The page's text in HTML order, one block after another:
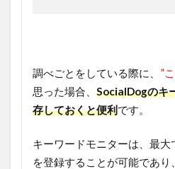
調べごとをしている際に、 ”
思った場合、 SocialDogのキ
存しておくと便利です。
キーワードモニターは、最
を登録することが可能であ